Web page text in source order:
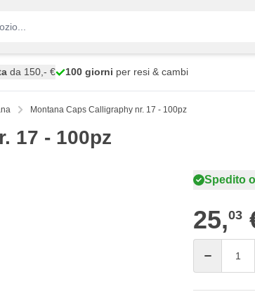
da 150,- € 100 giorni per resi & cambi
Montana Caps Calligraphy nr. 17 - 100pz
17 - 100pz
Spedito
25,03